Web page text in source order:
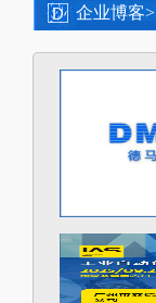
企业博客>